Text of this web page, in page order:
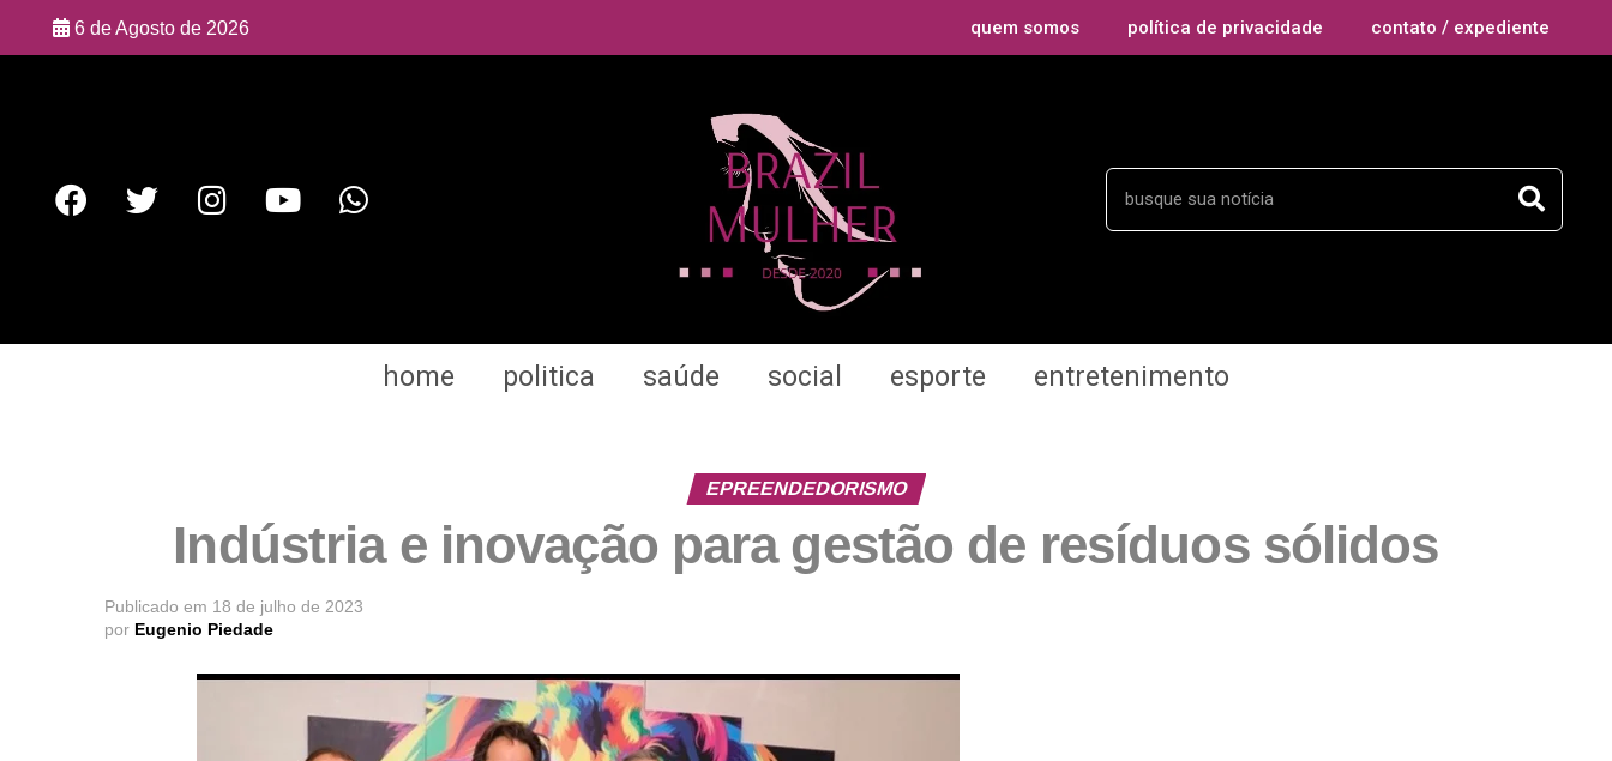
6 de Agosto de 2026 quem somos política de privacidade contato / expediente
home politica saúde social esporte entretenimento
EPREENDEDORISMO
Indústria e inovação para gestão de resíduos sólidos
Publicado em 18 de julho de 2023
por Eugenio Piedade